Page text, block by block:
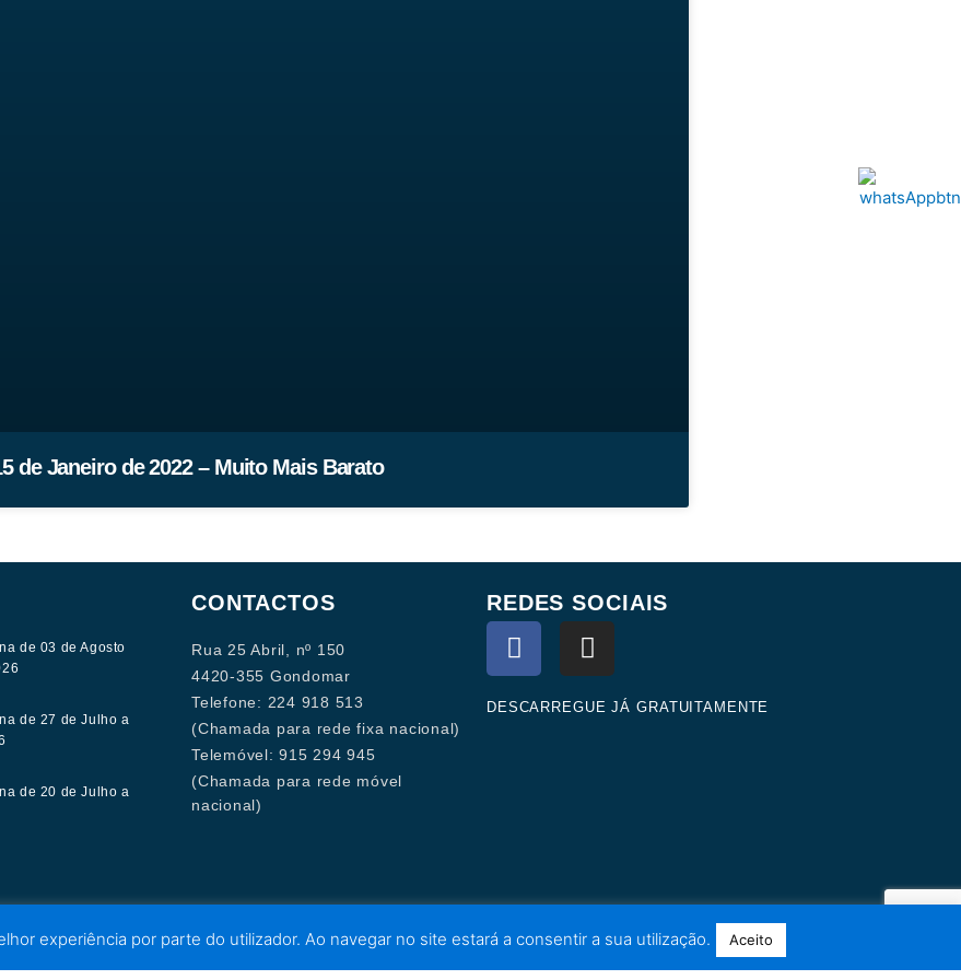
de Janeiro de 2022 – Muito Mais Barato
de 03 de Agosto
de 27 de Julho a
de 20 de Julho a
CONTACTOS
Rua 25 Abril, nº 150
4420-355 Gondomar
Telefone: 224 918 513
(Chamada para rede fixa nacional)
Telemóvel: 915 294 945
(Chamada para rede móvel
nacional)
REDES SOCIAIS
F
a
c
e
I
n
s
t
DESCARREGUE JÁ GRATUITAMENTE
experiência por parte do utilizador. Ao navegar no site estará a consentir a sua utilização. Aceito